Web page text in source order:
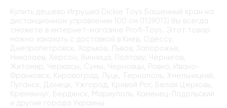
Купить дёшево Игрушка Dickie Toys Башенный кран на
дистанционном управлении 100 см (1139013) Вы всегда
сможете в интернет-магазине Profi-Toys. Этот товар
можно заказать с доставкой в Киев, Одессу,
Днепропетровск, Харьков, Львов, Запорожье,
Николаев, Херсон, Винница, Полтаву, Чернигов,
Житомир, Черкасы, Сумы, Черновцы, Ровно, Ивано-
Франковск, Кировоград, Луцк, Тернополь, Хмельницкий,
Луганск, Донецк, Ужгород, Кривой Рог, Белая Церковь,
Кременчуг, Бердянск, Мариуполь, Каменец-Подольский
и другие города Украины